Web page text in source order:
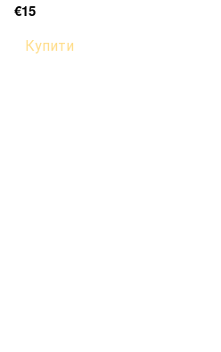
€15
Купити